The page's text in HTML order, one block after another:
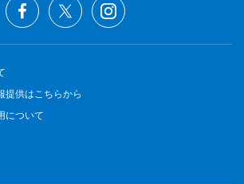
提供はこちらから
について